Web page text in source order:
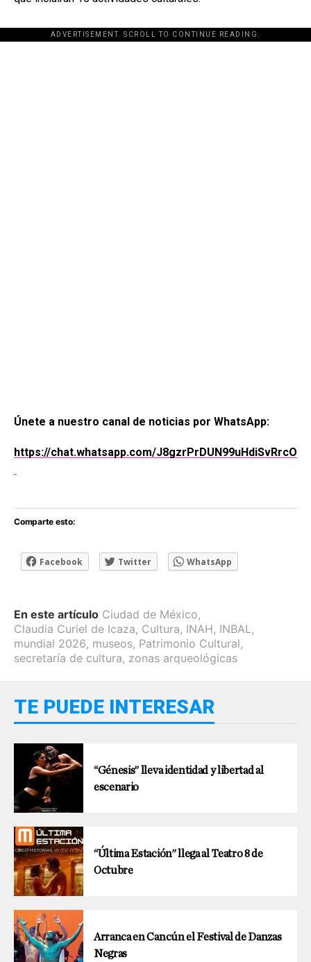
ADVERTISEMENT. SCROLL TO CONTINUE READING.
[adsforwp id="243463"]
Únete a nuestro canal de noticias por WhatsApp:
https://chat.whatsapp.com/J8gzrPrDUN99uHdiSvRrcO
Comparte esto:
Facebook Twitter WhatsApp
En este artículo Ciudad de México,
Claudia Curiel de Icaza, Cultura, INAH, INBAL,
mundial 2026, museos, Patrimonio Cultural,
secretaría de cultura, zonas arqueológicas
TE PUEDE INTERESAR
“Génesis” lleva identidad y libertad al
escenario
“Última Estación” llega al Teatro 8 de
Octubre
Arranca en Cancún el Festival de Danzas
Negras